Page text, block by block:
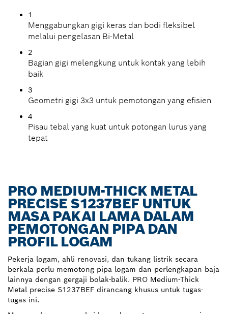
1
Menggabungkan gigi keras dan bodi fleksibel
melalui pengelasan Bi-Metal
2
Bagian gigi melengkung untuk kontak yang lebih
baik
3
Geometri gigi 3x3 untuk pemotongan yang efisien
4
Pisau tebal yang kuat untuk potongan lurus yang
tepat
PRO MEDIUM-THICK METAL
PRECISE S1237BEF UNTUK
MASA PAKAI LAMA DALAM
PEMOTONGAN PIPA DAN
PROFIL LOGAM
Pekerja logam, ahli renovasi, dan tukang listrik secara
berkala perlu memotong pipa logam dan perlengkapan baja
lainnya dengan gergaji bolak-balik. PRO Medium-Thick
Metal precise S1237BEF dirancang khusus untuk tugas-
tugas ini.